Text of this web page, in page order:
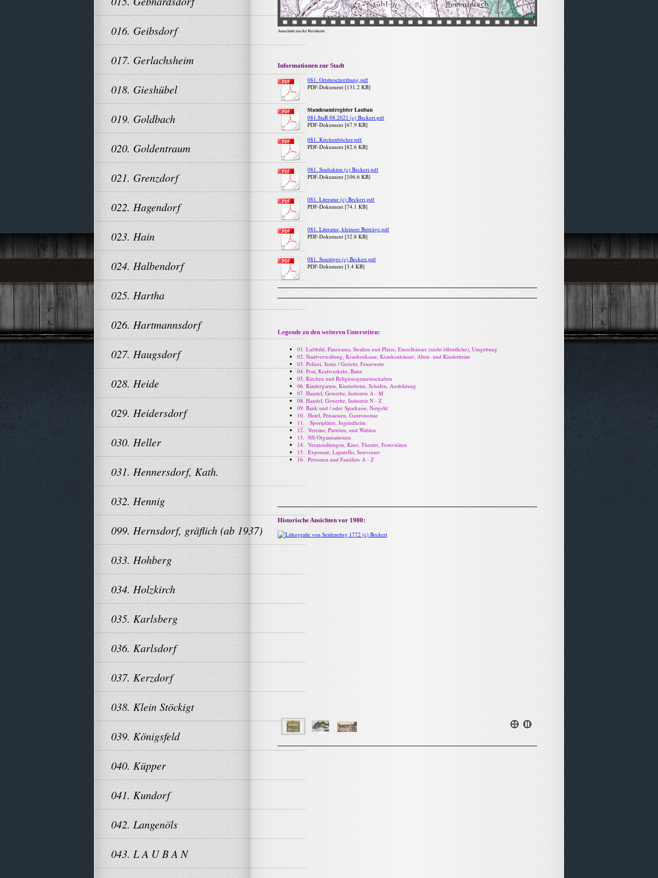
016. Geibsdorf
017. Gerlachsheim
018. Gieshübel
019. Goldbach
020. Goldentraum
021. Grenzdorf
022. Hagendorf
023. Hain
024. Halbendorf
025. Hartha
026. Hartmannsdorf
027. Haugsdorf
028. Heide
029. Heidersdorf
030. Heller
031. Hennersdorf, Kath.
032. Hennig
099. Hernsdorf, gräflich (ab 1937)
033. Hohberg
034. Holzkirch
035. Karlsberg
036. Karlsdorf
037. Kerzdorf
038. Klein Stöckigt
039. Königsfeld
040. Küpper
041. Kundorf
042. Langenöls
043. L A U B A N
Ausschnitt aus der Kreiskarte
Informationen zur Stadt
081. Ortsbeschreibung.pdf
PDF-Dokument [131.2 KB]
Standesamtregister Lauban
081.StaR 08.2021 (c) Beckert.pdf
PDF-Dokument [67.9 KB]
081. Kirchenbücher.pdf
PDF-Dokument [82.6 KB]
081. Stadtakten (c) Beckert.pdf
PDF-Dokument [106.6 KB]
081. Literatur (c) Beckert.pdf
PDF-Dokument [74.1 KB]
081. Literatur, kleinere Beiträge.pdf
PDF-Dokument [32.8 KB]
081. Sonstiges (c) Beckert.pdf
PDF-Dokument [3.4 KB]
Legende zu den weiteren Unterseiten:
01. Luftbild, Panorama, Straßen und Plätze, Einzelhäuser (nicht öffentliche), Umgebung
02. Stadtverwaltung, Krankenkasse, Krankenhäuser, Alten- und Kinderheim
03. Polizei, Justiz / Gericht, Feuerwehr
04. Post, Kraftverkehr, Bahn
05. Kirchen und Religionsgemeinschaften
06. Kindergarten, Kinderheim, Schulen, Ausbildung
07. Handel, Gewerbe, Industrie A - M
08. Handel, Gewerbe, Industrie N - Z
09. Bank und / oder Sparkasse, Notgeld
10. Hotel, Pensionen, Gastronomie
11. Sportplätze, Jugendheim
12. Vereine, Parteien, und Wahlen
13. NS-Organisationen
14. Veranstaltungen, Kino, Theater, Festivitäten
15. Exponate, Laparello, Souvenier
16. Personen und Familien A - Z
Historische Ansichten vor 1900: